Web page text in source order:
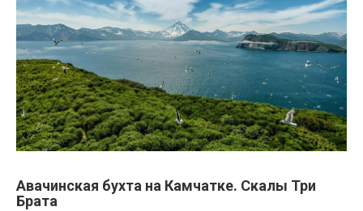
Авачинская бухта на Камчатке. Скалы Три
Брата